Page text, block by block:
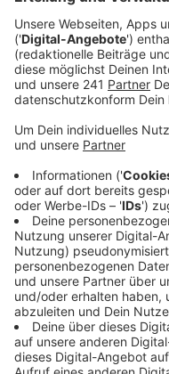
Für Bayer 04 dürfte
Aufgabe werden.
Veröffentlicht:
Anzeige
Champions
Anzeige
In der Champions
bisher noch nicht
deutlichen 2:7-
Lissabon endlich der
Werkself auf Platz 21